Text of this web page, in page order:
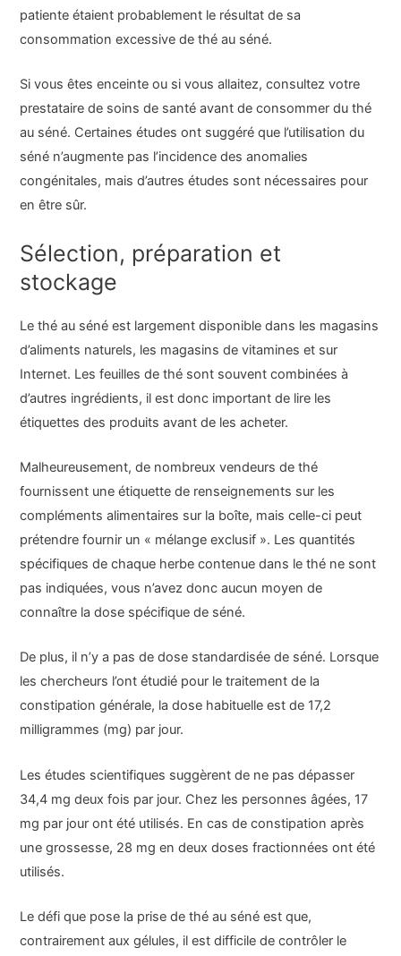
patiente étaient probablement le résultat de sa
consommation excessive de thé au séné.
Si vous êtes enceinte ou si vous allaitez, consultez votre
prestataire de soins de santé avant de consommer du thé
au séné. Certaines études ont suggéré que l’utilisation du
séné n’augmente pas l’incidence des anomalies
congénitales, mais d’autres études sont nécessaires pour
en être sûr.
Sélection, préparation et
stockage
Le thé au séné est largement disponible dans les magasins
d’aliments naturels, les magasins de vitamines et sur
Internet. Les feuilles de thé sont souvent combinées à
d’autres ingrédients, il est donc important de lire les
étiquettes des produits avant de les acheter.
Malheureusement, de nombreux vendeurs de thé
fournissent une étiquette de renseignements sur les
compléments alimentaires sur la boîte, mais celle-ci peut
prétendre fournir un « mélange exclusif ». Les quantités
spécifiques de chaque herbe contenue dans le thé ne sont
pas indiquées, vous n’avez donc aucun moyen de
connaître la dose spécifique de séné.
De plus, il n’y a pas de dose standardisée de séné. Lorsque
les chercheurs l’ont étudié pour le traitement de la
constipation générale, la dose habituelle est de 17,2
milligrammes (mg) par jour.
Les études scientifiques suggèrent de ne pas dépasser
34,4 mg deux fois par jour. Chez les personnes âgées, 17
mg par jour ont été utilisés. En cas de constipation après
une grossesse, 28 mg en deux doses fractionnées ont été
utilisés.
Le défi que pose la prise de thé au séné est que,
contrairement aux gélules, il est difficile de contrôler le